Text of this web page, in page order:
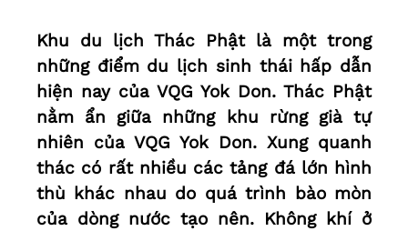
Khu du lịch Thác Phật là một trong
những điểm du lịch sinh thái hấp dẫn
hiện nay của VQG Yok Don. Thác Phật
nằm ẩn giữa những khu rừng già tự
nhiên của VQG Yok Don. Xung quanh
thác có rất nhiều các tảng đá lớn hình
thù khác nhau do quá trình bào mòn
của dòng nước tạo nên. Không khí ở